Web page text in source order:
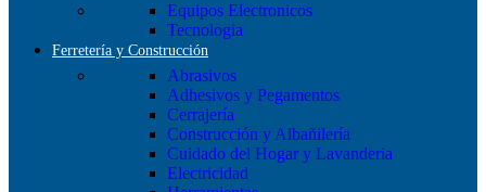
Equipos Electronicos
Tecnologia
Ferretería y Construcción
Abrasivos
Adhesivos y Pegamentos
Cerrajería
Construcción y Albañilería
Cuidado del Hogar y Lavanderia
Electricidad